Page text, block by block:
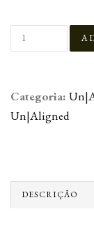
Categoria:
Un|Aligned
DESCRIÇÃO